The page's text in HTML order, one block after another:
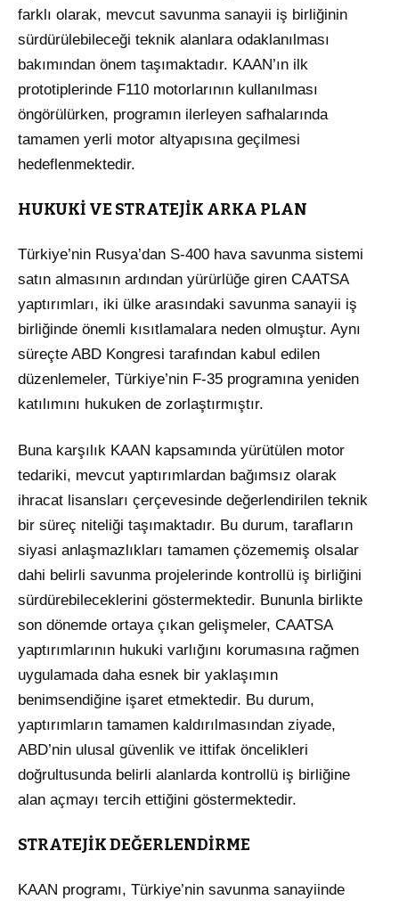
farklı olarak, mevcut savunma sanayii iş birliğinin
sürdürülebileceği teknik alanlara odaklanılması
bakımından önem taşımaktadır. KAAN’ın ilk
prototiplerinde F110 motorlarının kullanılması
öngörülürken, programın ilerleyen safhalarında
tamamen yerli motor altyapısına geçilmesi
hedeflenmektedir.
HUKUKİ VE STRATEJİK ARKA PLAN
Türkiye’nin Rusya’dan S-400 hava savunma sistemi
satın almasının ardından yürürlüğe giren CAATSA
yaptırımları, iki ülke arasındaki savunma sanayii iş
birliğinde önemli kısıtlamalara neden olmuştur. Aynı
süreçte ABD Kongresi tarafından kabul edilen
düzenlemeler, Türkiye’nin F-35 programına yeniden
katılımını hukuken de zorlaştırmıştır.
Buna karşılık KAAN kapsamında yürütülen motor
tedariki, mevcut yaptırımlardan bağımsız olarak
ihracat lisansları çerçevesinde değerlendirilen teknik
bir süreç niteliği taşımaktadır. Bu durum, tarafların
siyasi anlaşmazlıkları tamamen çözememiş olsalar
dahi belirli savunma projelerinde kontrollü iş birliğini
sürdürebileceklerini göstermektedir. Bununla birlikte
son dönemde ortaya çıkan gelişmeler, CAATSA
yaptırımlarının hukuki varlığını korumasına rağmen
uygulamada daha esnek bir yaklaşımın
benimsendiğine işaret etmektedir. Bu durum,
yaptırımların tamamen kaldırılmasından ziyade,
ABD’nin ulusal güvenlik ve ittifak öncelikleri
doğrultusunda belirli alanlarda kontrollü iş birliğine
alan açmayı tercih ettiğini göstermektedir.
STRATEJİK DEĞERLENDİRME
KAAN programı, Türkiye’nin savunma sanayiinde